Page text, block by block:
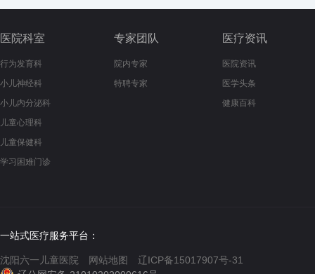
医院科室
行为发育科
小儿神经科
小儿内分泌科
儿童心理科
儿童保健科
学习困难门诊
专家团队
院内专家
特聘专家
医疗资讯
医院资讯
医学头条
健康百科
一站式医疗服务平台：
沈阳六一儿童医院 网站地图
辽ICP备15017907号-31